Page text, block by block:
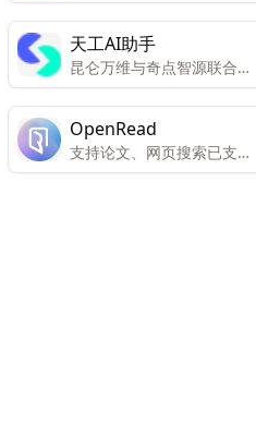
测链接的搜索引擎
天工AI助手
昆仑万维与奇点智源联合研
发的对标ChatGPT的大语言
模型
OpenRead
支持论文、网页搜索已支持
研究体验